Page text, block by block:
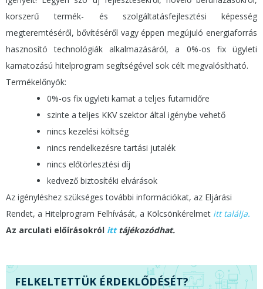
korszerű termék- és szolgáltatásfejlesztési képesség
megteremtéséről, bővítéséről vagy éppen megújuló energiaforrás
hasznosító technológiák alkalmazásáról, a 0%-os fix ügyleti
kamatozású hitelprogram segítségével sok célt megvalósítható.
Termékelőnyök:
0%-os fix ügyleti kamat a teljes futamidőre
szinte a teljes KKV szektor által igénybe vehető
nincs kezelési költség
nincs rendelkezésre tartási jutalék
nincs előtörlesztési díj
kedvező biztosítéki elvárások
Az igényléshez szükséges további információkat, az Eljárási
Rendet, a Hitelprogram Felhívását, a Kölcsönkérelmet itt találja.
Az arculati előírásokról itttájékozódhat.
FELKELTETTÜK ÉRDEKLŐDÉSÉT?